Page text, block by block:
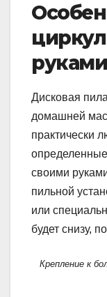
Дисковая
домашней
практически
своими
пильной
или
будет снизу,
Крепление к